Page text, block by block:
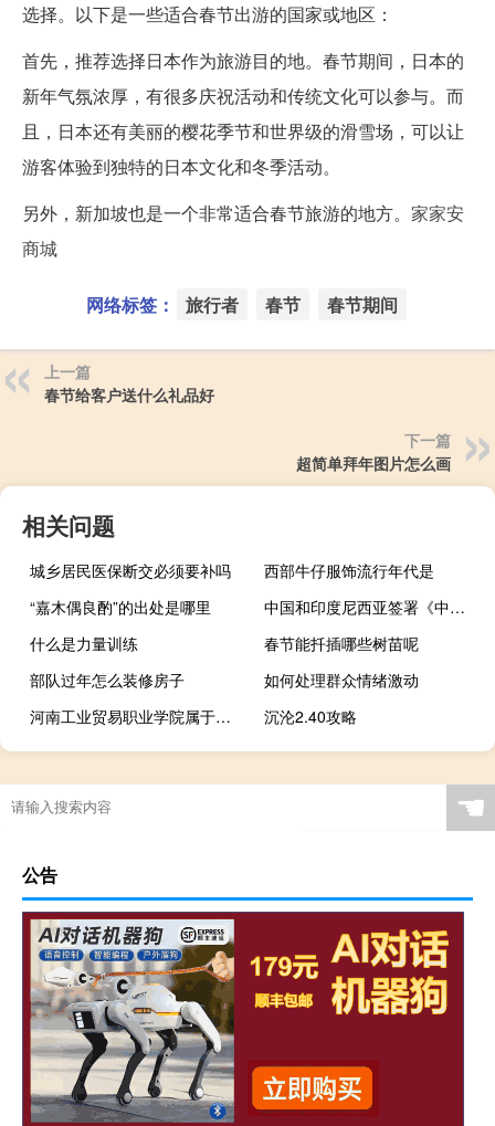
选择。以下是一些适合春节出游的国家或地区：
首先，推荐选择日本作为旅游目的地。春节期间，日本的
新年气氛浓厚，有很多庆祝活动和传统文化可以参与。而
且，日本还有美丽的樱花季节和世界级的滑雪场，可以让
游客体验到独特的日本文化和冬季活动。
另外，新加坡也是一个非常适合春节旅游的地方。 家家安
商城
网络标签： 旅行者 春节 春节期间
上一篇
春节给客户送什么礼品好
下一篇
超简单拜年图片怎么画
相关问题
城乡居民医保断交必须要补吗
西部牛仔服饰流行年代是
“嘉木偶良酌”的出处是哪里
中国和印度尼西亚签署《中华人民共和国商务部和印度尼西亚共和国经济统筹部关于电子商务合作的谅解备忘录》
什么是力量训练
春节能扦插哪些树苗呢
部队过年怎么装修房子
如何处理群众情绪激动
河南工业贸易职业学院属于双高计划院校吗
沉沦2.40攻略
☚
公告